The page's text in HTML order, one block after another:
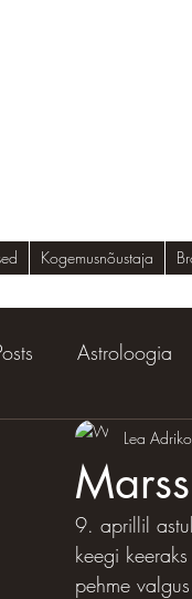
Kogemusnõustaja
Astroloogia
Väärtuste Lea
9. aprillil
keegi
pehme